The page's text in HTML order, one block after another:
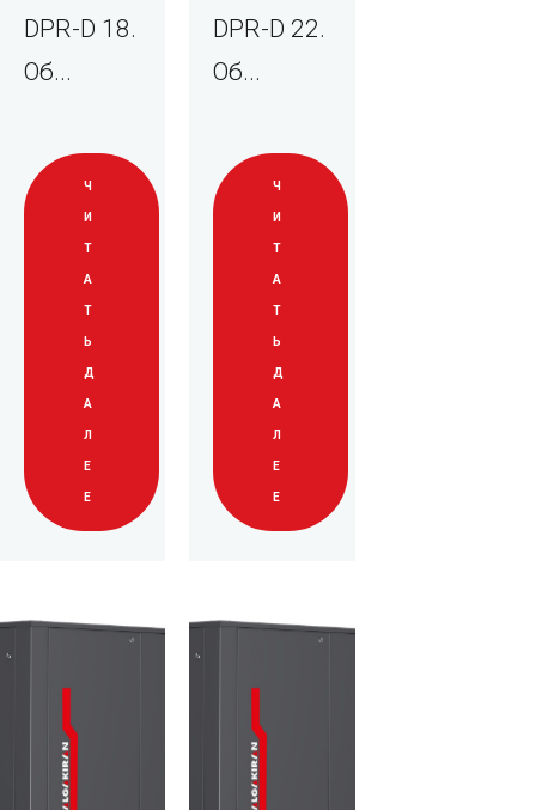
DPR-D 18.
Об...
Ч
И
Т
А
Т
Ь
Д
А
Л
Е
Е
DPR-D 22.
Об...
Ч
И
Т
А
Т
Ь
Д
А
Л
Е
Е